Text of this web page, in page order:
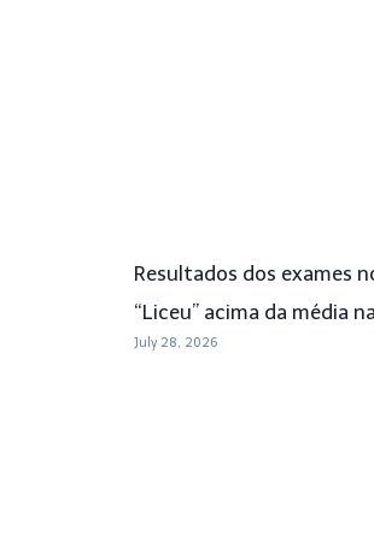
Resultados dos exames
“Liceu” acima da média
July 28, 2026